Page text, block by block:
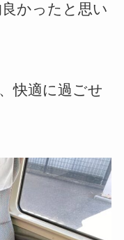
かったと思い
快適に過ごせ